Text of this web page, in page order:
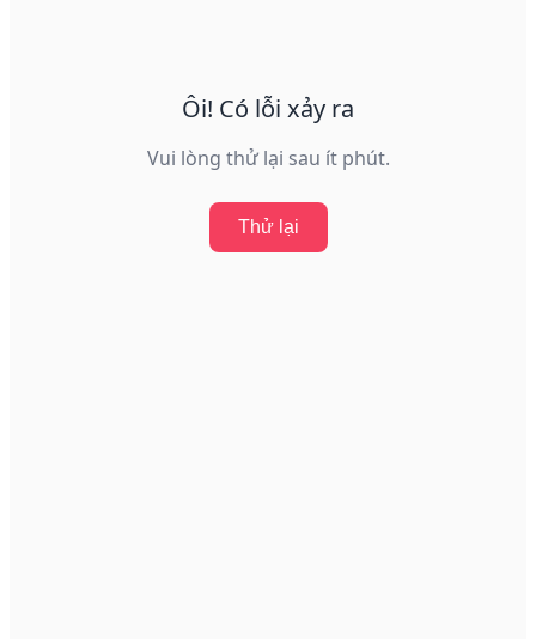
Ôi! Có lỗi xảy ra
Vui lòng thử lại sau ít phút.
Thử lại